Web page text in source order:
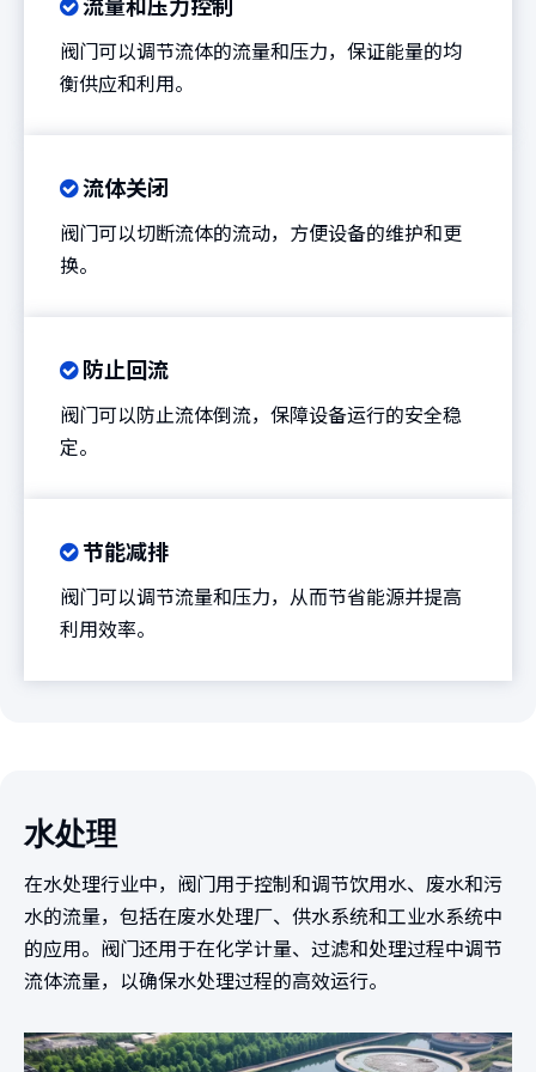

阀门可以调节流体的流量和压力，保证能量的均
衡供应和利用。
流体关闭
阀门可以切断流体的流动，方便设备的维护和更
换。
防止回流
阀门可以防止流体倒流，保障设备运行的安全稳
定。
节能减排
阀门可以调节流量和压力，从而节省能源并提高
利用效率。
水处理
在水处理行业中，阀门用于控制和调节饮用水、废水和污
水的流量，包括在废水处理厂、供水系统和工业水系统中
的应用。阀门还用于在化学计量、过滤和处理过程中调节
流体流量，以确保水处理过程的高效运行。